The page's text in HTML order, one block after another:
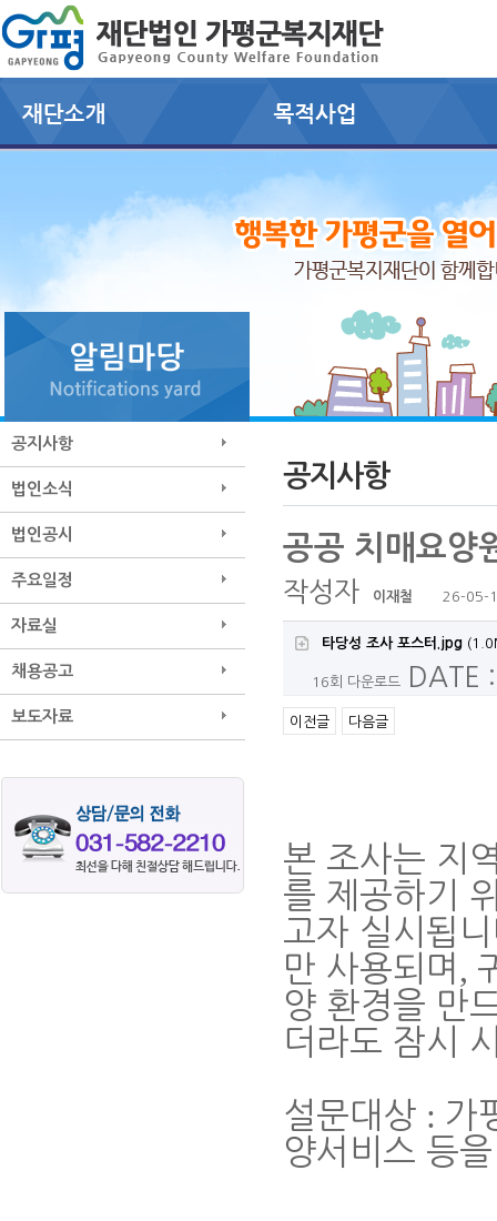
공지사항
법인소식
법인공시
주요일정
자료실
채용공고
보도자료
공지사항
공공 치매요양
작성자 이재철 26-05-
타당성 조사 포스터.jpg
16회 다운로드 DATE
이전글 다음글
본 조사는 지
를 제공하기
고자 실시됩
만 사용되며 ,
양 환경을 만
더라도 잠시
설문대상 : 가
양서비스 등